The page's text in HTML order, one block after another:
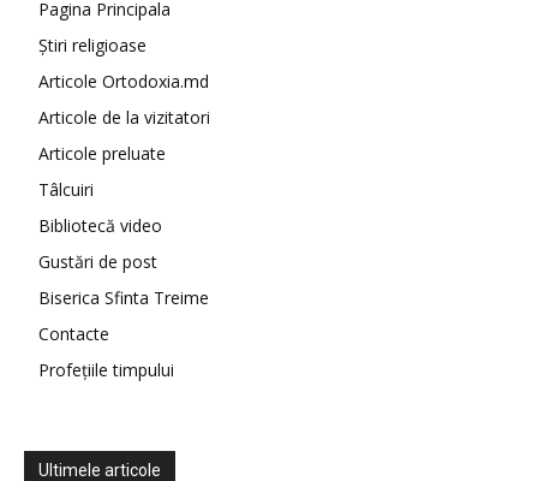
Pagina Principala
Știri religioase
Articole Ortodoxia.md
Articole de la vizitatori
Articole preluate
Tâlcuiri
Bibliotecă video
Gustări de post
Biserica Sfinta Treime
Contacte
Profețiile timpului
Ultimele articole